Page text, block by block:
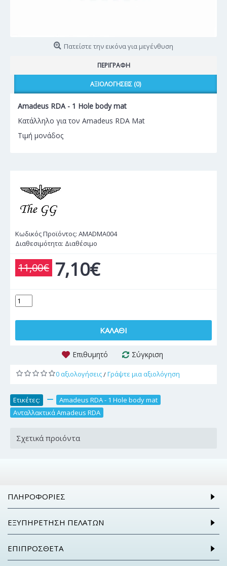
Πατείστε την εικόνα για μεγένθυση
ΠΕΡΙΓΡΑΦΉ
ΑΞΙΟΛΟΓΉΣΕΙΣ (0)
Amadeus RDA - 1 Hole body mat
Κατάλληλο για τον Amadeus RDA Mat
Τιμή μονάδος
Κωδικός Προϊόντος: AMADMA004
Διαθεσιμότητα: Διαθέσιμο
11,00€ 7,10€
ΚΑΛΆΘΙ
Επιθυμητό Σύγκριση
0 αξιολογήσεις/Γράψτε μια αξιολόγηση
Ετικέτες: Amadeus RDA - 1 Hole body mat
Ανταλλακτικά Amadeus RDA
Σχετικά προιόντα
ΠΛΗΡΟΦΟΡΊΕΣ
ΕΞΥΠΗΡΈΤΗΣΗ ΠΕΛΑΤΏΝ
ΕΠΙΠΡΌΣΘΕΤΑ